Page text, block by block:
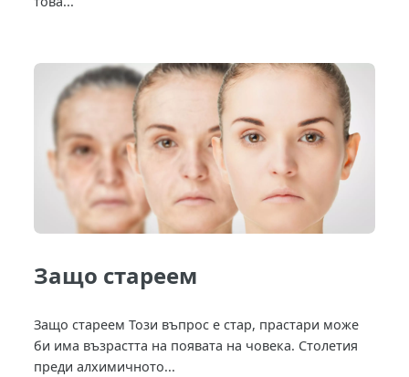
Защо стареем
Защо стареем Този въпрос е стар, прастари може
би има възрастта на появата на човека. Столетия
преди алхимичното...